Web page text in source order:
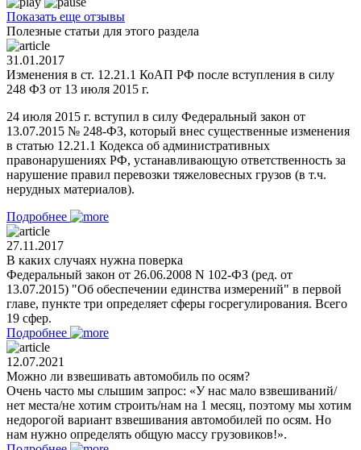
Показать еще отзывы
Полезные статьи для этого раздела
31.01.2017
Изменения в ст. 12.21.1 КоАП РФ после вступления в силу
248 ФЗ от 13 июля 2015 г.
24 июля 2015 г. вступил в силу Федеральный закон от
13.07.2015 № 248-ФЗ, который внес существенные изменения
в статью 12.21.1 Кодекса об административных
правонарушениях РФ, устанавливающую ответственность за
нарушение правил перевозки тяжеловесных грузов (в т.ч.
нерудных материалов).
Подробнее
27.11.2017
В каких случаях нужна поверка
Федеральный закон от 26.06.2008 N 102-ФЗ (ред. от
13.07.2015) "Об обеспечении единства измерений" в первой
главе, пункте три определяет сферы госрегулирования. Всего
19 сфер.
Подробнее
12.07.2021
Можно ли взвешивать автомобиль по осям?
Очень часто мы слышим запрос: «У нас мало взвешиваний/
нет места/не хотим строить/нам на 1 месяц, поэтому мы хотим
недорогой вариант взвешивания автомобилей по осям. Но
нам нужно определять общую массу грузовиков!».